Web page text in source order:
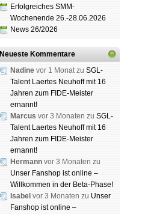
Erfolgreiches SMM-
Wochenende 26.-28.06.2026
News 26/2026
Neueste Kommentare
Nadine vor 1 Monat zu SGL-
Talent Laertes Neuhoff mit 16
Jahren zum FIDE-Meister
ernannt!
Marcus vor 3 Monaten zu SGL-
Talent Laertes Neuhoff mit 16
Jahren zum FIDE-Meister
ernannt!
Hermann vor 3 Monaten zu
Unser Fanshop ist online –
Willkommen in der Beta-Phase!
Isabel vor 3 Monaten zu Unser
Fanshop ist online –